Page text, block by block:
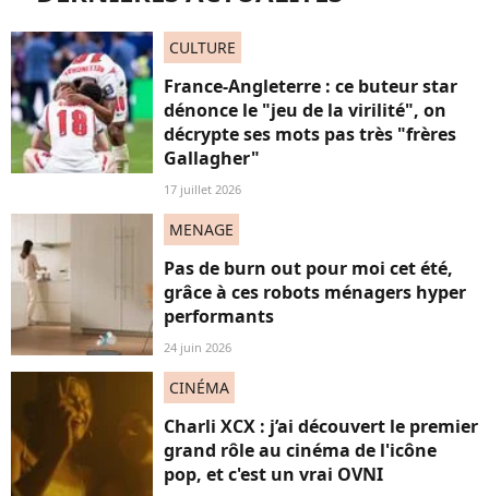
CULTURE
France-Angleterre : ce buteur star
dénonce le "jeu de la virilité", on
décrypte ses mots pas très "frères
Gallagher"
17 juillet 2026
MENAGE
Pas de burn out pour moi cet été,
grâce à ces robots ménagers hyper
performants
24 juin 2026
CINÉMA
Charli XCX : j’ai découvert le premier
grand rôle au cinéma de l'icône
pop, et c'est un vrai OVNI